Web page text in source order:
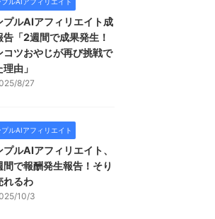
プルAIアフィリエイト成
告「2週間で成果発生！
コツおやじが再び挑戦で
理由」
8/27
プルAIアフィリエイト
プルAIアフィリエイト、
間で報酬発生報告！そり
れるわ
10/3